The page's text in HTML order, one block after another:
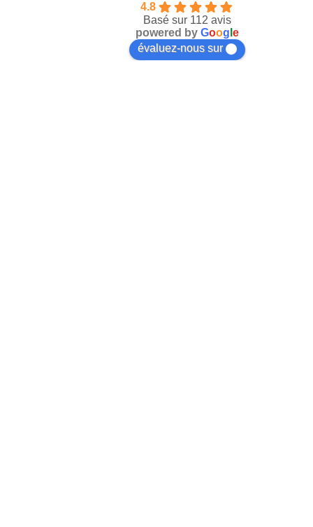
4.8
Basé sur 112 avis
powered by Goog e
évaluez-nous sur